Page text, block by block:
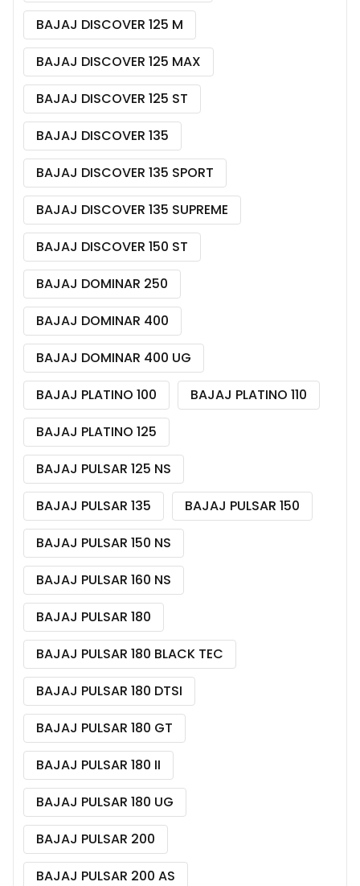
BAJAJ DISCOVER 125 M
BAJAJ DISCOVER 125 MAX
BAJAJ DISCOVER 125 ST
BAJAJ DISCOVER 135
BAJAJ DISCOVER 135 SPORT
BAJAJ DISCOVER 135 SUPREME
BAJAJ DISCOVER 150 ST
BAJAJ DOMINAR 250
BAJAJ DOMINAR 400
BAJAJ DOMINAR 400 UG
BAJAJ PLATINO 100
BAJAJ PLATINO 110
BAJAJ PLATINO 125
BAJAJ PULSAR 125 NS
BAJAJ PULSAR 135
BAJAJ PULSAR 150
BAJAJ PULSAR 150 NS
BAJAJ PULSAR 160 NS
BAJAJ PULSAR 180
BAJAJ PULSAR 180 BLACK TEC
BAJAJ PULSAR 180 DTSI
BAJAJ PULSAR 180 GT
BAJAJ PULSAR 180 II
BAJAJ PULSAR 180 UG
BAJAJ PULSAR 200
BAJAJ PULSAR 200 AS